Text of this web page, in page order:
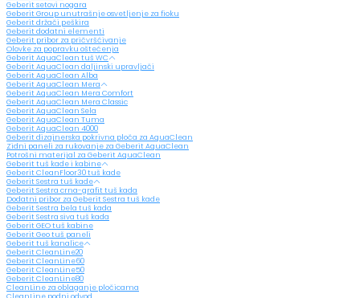
Geberit setovi nogara
Geberit Group unutrašnje osvetljenje za fioku
Geberit držači peškira
Geberit dodatni elementi
Geberit pribor za pričvršćivanje
Olovke za popravku oštećenja
Geberit AquaClean tuš WC
Geberit AquaClean daljinski upravljači
Geberit AquaClean Alba
Geberit AquaClean Mera
Geberit AquaClean Mera Comfort
Geberit AquaClean Mera Classic
Geberit AquaClean Sela
Geberit AquaClean Tuma
Geberit AquaClean 4000
Geberit dizajnerska pokrivna ploča za AquaClean
Zidni paneli za rukovanje za Geberit AquaClean
Potrošni materijal za Geberit AquaClean
Geberit tuš kade i kabine
Geberit CleanFloor30 tuš kade
Geberit Sestra tuš kade
Geberit Sestra crna-grafit tuš kada
Dodatni pribor za Geberit Sestra tuš kade
Geberit Sestra bela tuš kada
Geberit Sestra siva tuš kada
Geberit GEO tuš kabine
Geberit Geo tuš paneli
Geberit tuš kanalice
Geberit CleanLine20
Geberit CleanLine60
Geberit CleanLine50
Geberit CleanLine80
CleanLine za oblaganje pločicama